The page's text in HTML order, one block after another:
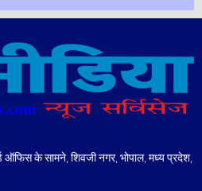
ऑफिस के सामने, शिवजी नगर, भोपाल, मध्य प्रदेश,